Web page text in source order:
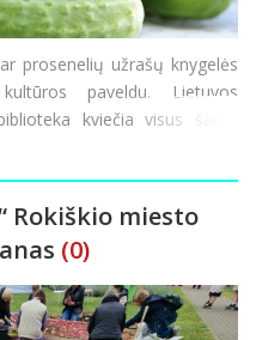
prosenelių užrašų knygelės
paveldu. Lietuvos
kviečia visus šalies
akcijos – iki spalio 31
Rokiškio miesto
(0)